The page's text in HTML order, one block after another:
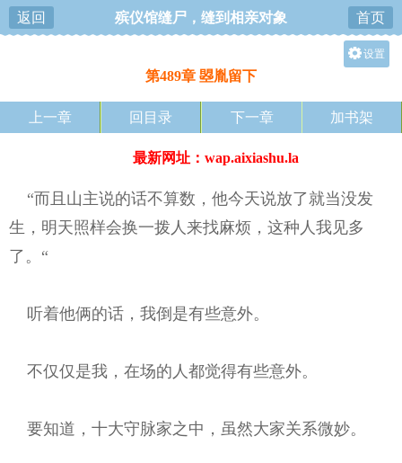
返回 殡仪馆缝尸，缝到相亲对象 首页
设置
关灯
大
小
第489章 曌胤留下
上一章 回目录 下一章 加书架
最新网址：wap.aixiashu.la
“而且山主说的话不算数，他今天说放了就当没发
生，明天照样会换一拨人来找麻烦，这种人我见多
了。“
听着他俩的话，我倒是有些意外。
不仅仅是我，在场的人都觉得有些意外。
要知道，十大守脉家之中，虽然大家关系微妙。